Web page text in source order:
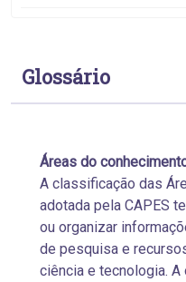
Glossário
Áreas do
A classificação das
adotada pela CAPES
ou organizar
de pesquisa e
ciência e tecnologia.